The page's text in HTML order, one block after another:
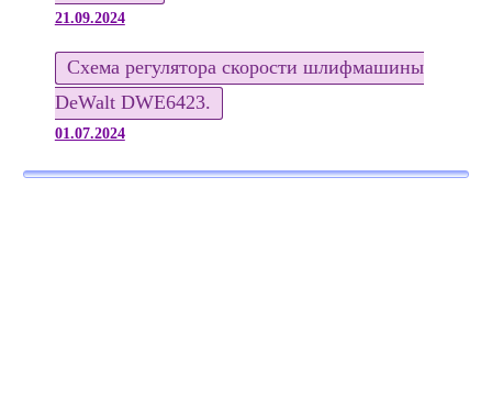
21.09.2024
Схема регулятора скорости шлифмашины
DeWalt DWE6423.
01.07.2024